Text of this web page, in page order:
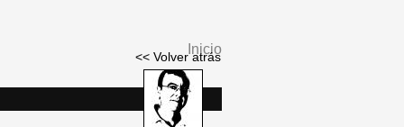
Se encuentra usted
aquí
Inicio
<< Volver atrás